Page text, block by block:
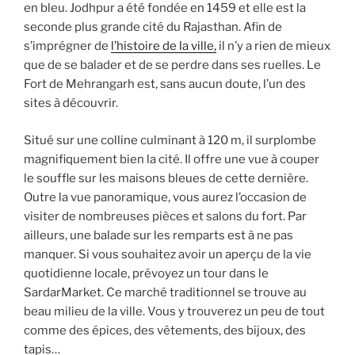
en bleu. Jodhpur a été fondée en 1459 et elle est la
seconde plus grande cité du Rajasthan. Afin de
s’imprégner de l’histoire de la ville, il n’y a rien de mieux
que de se balader et de se perdre dans ses ruelles. Le
Fort de Mehrangarh est, sans aucun doute, l’un des
sites à découvrir.
Situé sur une colline culminant à 120 m, il surplombe
magnifiquement bien la cité. Il offre une vue à couper
le souffle sur les maisons bleues de cette dernière.
Outre la vue panoramique, vous aurez l’occasion de
visiter de nombreuses pièces et salons du fort. Par
ailleurs, une balade sur les remparts est à ne pas
manquer. Si vous souhaitez avoir un aperçu de la vie
quotidienne locale, prévoyez un tour dans le
SardarMarket. Ce marché traditionnel se trouve au
beau milieu de la ville. Vous y trouverez un peu de tout
comme des épices, des vêtements, des bijoux, des
tapis…